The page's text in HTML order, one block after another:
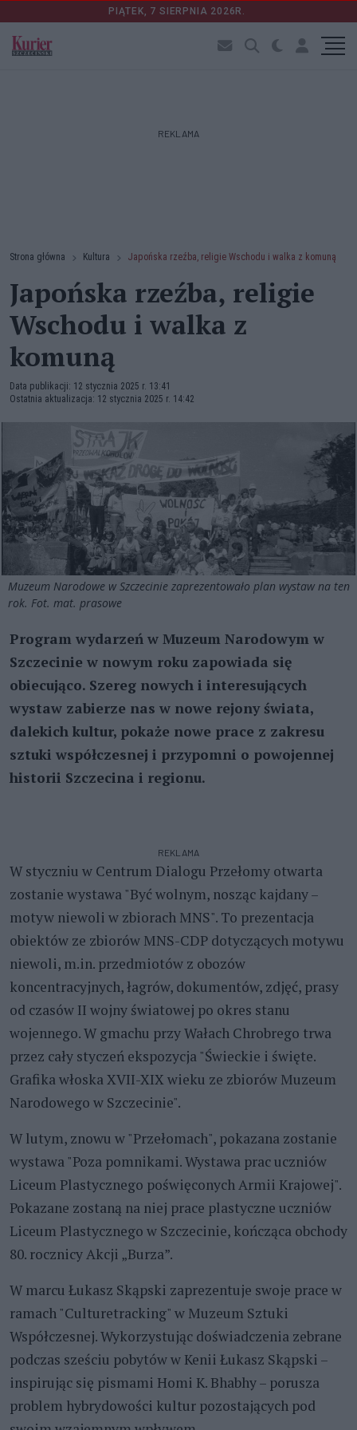
PIĄTEK, 7 SIERPNIA 2026R.
REKLAMA
Strona główna Kultura Japońska rzeźba, religie Wschodu i walka z komuną
Japońska rzeźba, religie
Wschodu i walka z
komuną
Data publikacji: 12 stycznia 2025 r. 13:41
Ostatnia aktualizacja: 12 stycznia 2025 r. 14:42
Muzeum Narodowe w Szczecinie zaprezentowało plan wystaw na ten
rok. Fot. mat. prasowe
Program wydarzeń w Muzeum Narodowym w
Szczecinie w nowym roku zapowiada się
obiecująco. Szereg nowych i interesujących
wystaw zabierze nas w nowe rejony świata,
dalekich kultur, pokaże nowe prace z zakresu
sztuki współczesnej i przypomni o powojennej
historii Szczecina i regionu.
REKLAMA
W styczniu w Centrum Dialogu Przełomy otwarta
zostanie wystawa "Być wolnym, nosząc kajdany –
motyw niewoli w zbiorach MNS". To prezentacja
obiektów ze zbiorów MNS-CDP dotyczących motywu
niewoli, m.in. przedmiotów z obozów
koncentracyjnych, łagrów, dokumentów, zdjęć, prasy
od czasów II wojny światowej po okres stanu
wojennego. W gmachu przy Wałach Chrobrego trwa
przez cały styczeń ekspozycja "Świeckie i święte.
Grafika włoska XVII-XIX wieku ze zbiorów Muzeum
Narodowego w Szczecinie".
W lutym, znowu w "Przełomach", pokazana zostanie
wystawa "Poza pomnikami. Wystawa prac uczniów
Liceum Plastycznego poświęconych Armii Krajowej".
Pokazane zostaną na niej prace plastyczne uczniów
Liceum Plastycznego w Szczecinie, kończąca obchody
80. rocznicy Akcji „Burza”.
W marcu Łukasz Skąpski zaprezentuje swoje prace w
ramach "Culturetracking" w Muzeum Sztuki
Współczesnej. Wykorzystując doświadczenia zebrane
podczas sześciu pobytów w Kenii Łukasz Skąpski –
inspirując się pismami Homi K. Bhabhy – porusza
problem hybrydowości kultur pozostających pod